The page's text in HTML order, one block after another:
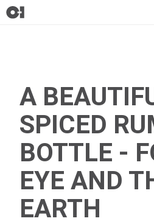
A
SPICED
BOTTLE -
EYE AND
EARTH